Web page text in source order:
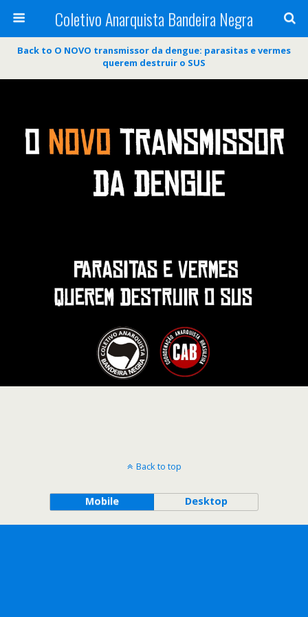
Coletivo Anarquista Bandeira Negra
Back to O NOVO transmissor da dengue: parasitas e vermes
querem destruir o SUS
Back to top
Mobile Desktop